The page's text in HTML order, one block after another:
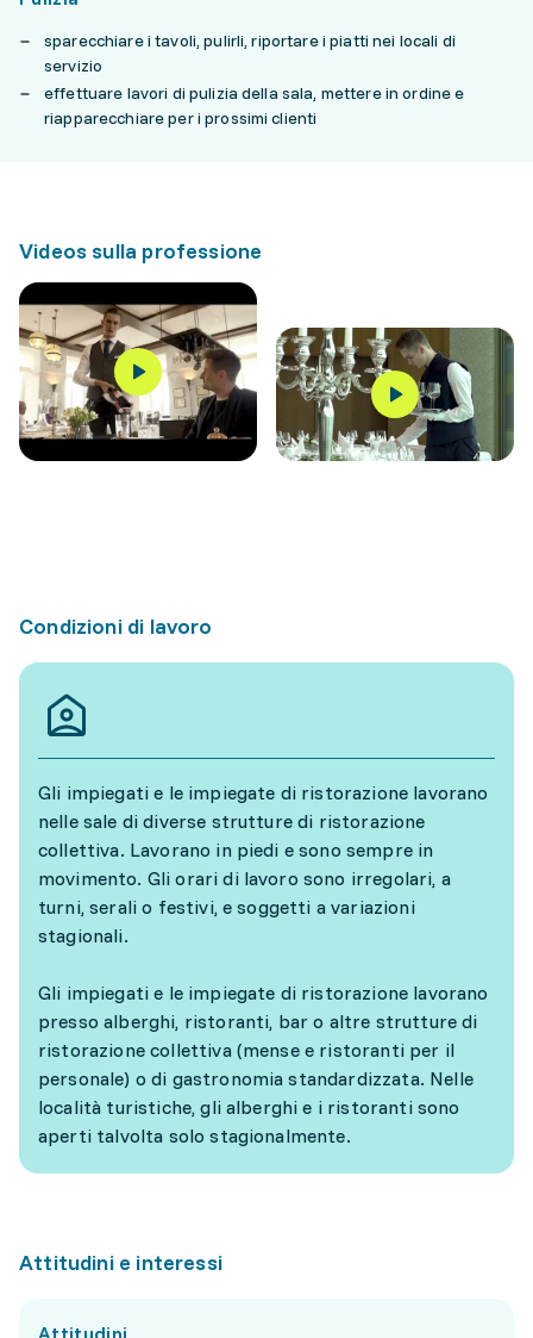
sparecchiare i tavoli, pulirli, riportare i piatti nei locali di
servizio
effettuare lavori di pulizia della sala, mettere in ordine e
riapparecchiare per i prossimi clienti
Videos sulla professione
Condizioni di lavoro
Gli impiegati e le impiegate di ristorazione lavorano
nelle sale di diverse strutture di ristorazione
collettiva. Lavorano in piedi e sono sempre in
movimento. Gli orari di lavoro sono irregolari, a
turni, serali o festivi, e soggetti a variazioni
stagionali.
Gli impiegati e le impiegate di ristorazione lavorano
presso alberghi, ristoranti, bar o altre strutture di
ristorazione collettiva (mense e ristoranti per il
personale) o di gastronomia standardizzata. Nelle
località turistiche, gli alberghi e i ristoranti sono
aperti talvolta solo stagionalmente.
Attitudini e interessi